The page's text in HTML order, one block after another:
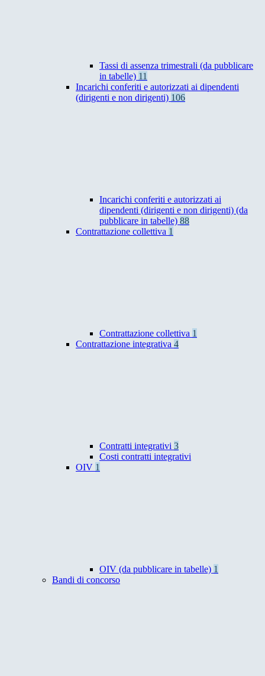
Tassi di assenza trimestrali (da pubblicare
in tabelle) 11
Incarichi conferiti e autorizzati ai dipendenti
(dirigenti e non dirigenti) 106
Incarichi conferiti e autorizzati ai
dipendenti (dirigenti e non dirigenti) (da
pubblicare in tabelle) 88
Contrattazione collettiva 1
Contrattazione collettiva 1
Contrattazione integrativa 4
Contratti integrativi 3
Costi contratti integrativi
OIV 1
OIV (da pubblicare in tabelle) 1
Bandi di concorso